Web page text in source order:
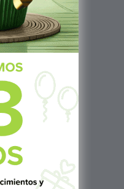
Local 9, San